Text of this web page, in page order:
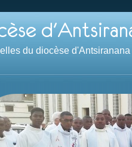
du diocèse d'Antsiranana